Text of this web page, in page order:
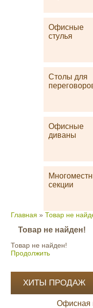
Офисные
стулья
Столы для
Офисные
диваны
секции
Главная » Товар не
Товар не найден!
Товар не найден!
Продолжить
ХИТЫ ПРОДАЖ
Офисная